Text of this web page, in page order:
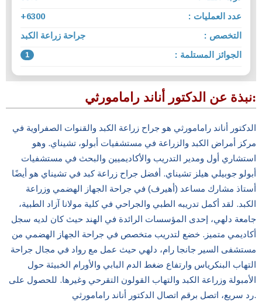
عدد العمليات :
6300+
التخصص :
جراحة زراعة الكبد
الجوائز المستلمة :
1
نبذة عن الدكتور أناند رامامورثي:
الدكتور أناند رامامورثي هو جراح زراعة الكبد والقنوات الصفراوية في
مركز أمراض الكبد والزراعة في مستشفيات أبولو، تشيناي. وهو
استشاري أول ومدير التدريب والأكاديميين والبحث في مستشفيات
أبولو جوبيلي هيلز تشيناي. أفضل جراح زراعة كبد في تشيناي هو أيضًا
أستاذ مشارك مساعد (أهيرف) في جراحة الجهاز الهضمي وزراعة
الكبد. لقد أكمل تدريبه الطبي والجراحي في كلية مولانا آزاد الطبية،
جامعة دلهي، إحدى المؤسسات الرائدة في الهند حيث كان لديه سجل
أكاديمي متميز. خضع لتدريب متخصص في جراحة الجهاز الهضمي من
مستشفى السير جانجا رام، دلهي حيث عمل مع رواد في مجال جراحة
التهاب البنكرياس وارتفاع ضغط الدم البابي والأورام الخبيثة حول
الأمبولة وزراعة الكبد والتهاب القولون التقرحي وغيرها. للحصول على
رد سريع، اتصل برقم اتصال الدكتور أناند رامامورثي.